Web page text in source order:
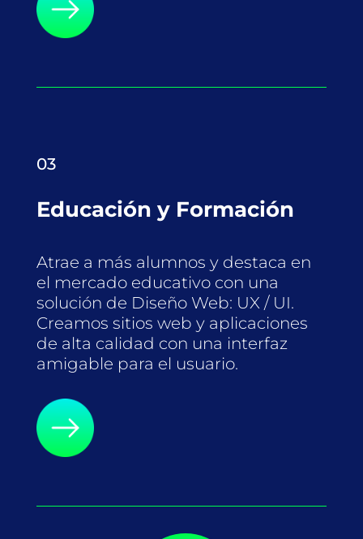
03
Educación y Formación
Atrae a más alumnos y destaca en
el mercado educativo con una
solución de Diseño Web: UX / UI.
Creamos sitios web y aplicaciones
de alta calidad con una interfaz
amigable para el usuario.